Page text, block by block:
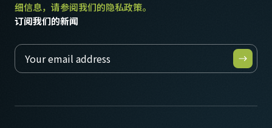
细信息，请参阅我们的隐私政策。
订阅我们的新闻